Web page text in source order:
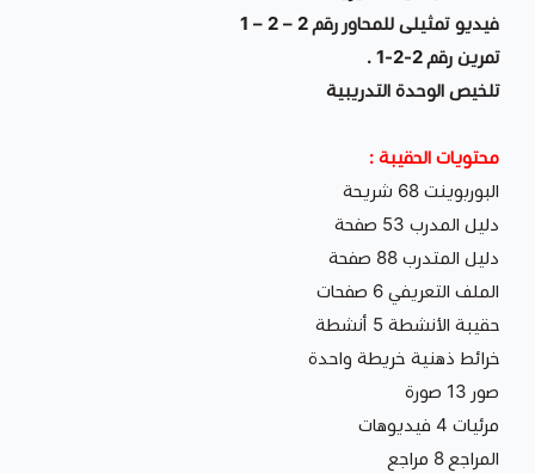
فيديو تمثيلى للمحاور رقم 2 – 2 – 1
تمرين رقم 2-2-1 .
تلخيص الوحدة التدريبية
محتويات الحقيبة :
البوربوينت 68 شريحة
دليل المدرب 53 صفحة
دليل المتدرب 88 صفحة
الملف التعريفي 6 صفحات
حقيبة الأنشطة 5 أنشطة
خرائط ذهنية خريطة واحدة
صور 13 صورة
مرئيات 4 فيديوهات
المراجع 8 مراجع